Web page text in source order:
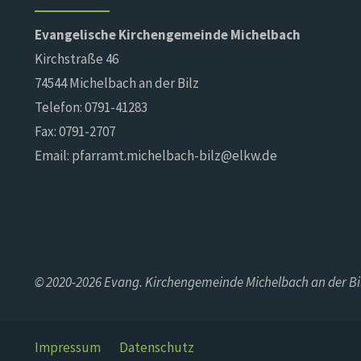
Evangelische Kirchengemeinde Michelbach
Kirchstraße 46
74544 Michelbach an der Bilz
Telefon: 0791-41283
Fax: 0791-2707
Email: pfarramt.michelbach-bilz@elkw.de
© 2020-2026 Evang. Kirchengemeinde Michelbach an der
Impressum Datenschutz